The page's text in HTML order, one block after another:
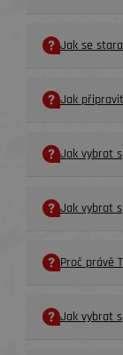
Jak se
Jak
Jak vybrat
Jak vybrat
Proč právě
Jak vybrat